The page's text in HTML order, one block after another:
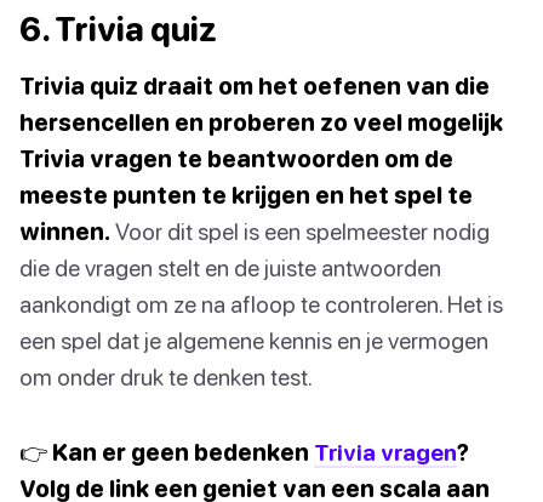
6. Trivia quiz
Trivia quiz draait om het oefenen van die
hersencellen en proberen zo veel mogelijk
Trivia vragen te beantwoorden om de
meeste punten te krijgen en het spel te
winnen. Voor dit spel is een spelmeester nodig
die de vragen stelt en de juiste antwoorden
aankondigt om ze na afloop te controleren. Het is
een spel dat je algemene kennis en je vermogen
om onder druk te denken test.
👉 Kan er geen bedenken Trivia vragen?
Volg de link een geniet van een scala aan